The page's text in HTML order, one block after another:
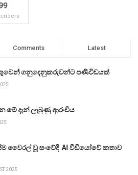
Comments Latest
ගනුදෙනුකරුවන්ට පණිවිඩයක්
මේ දැන් ලැබුණු ආරංචිය
වෛරල් වූ සංවේදී AI වීඩියෝවේ කතාව
2025